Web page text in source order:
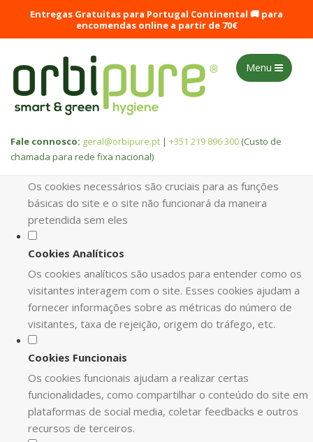
DEFINA AS SUAS PREFERÊNCIAS DE
COOKIES PARA ESTE WEBSITE.
Este website utiliza cookies estritamente necessários, analíticos
e funcionais, para lhe oferecer uma boa experiência de
navegação e acesso a todas as funcionalidades.
Cookies necessários (obrigatório)
Os cookies necessários são cruciais para as funções
básicas do site e o site não funcionará da maneira
pretendida sem eles
Cookies Analíticos
Os cookies analíticos são usados para entender como os
visitantes interagem com o site. Esses cookies ajudam a
fornecer informações sobre as métricas do número de
visitantes, taxa de rejeição, origem do tráfego, etc.
Cookies Funcionais
Os cookies funcionais ajudam a realizar certas
funcionalidades, como compartilhar o conteúdo do site em
plataformas de social media, coletar feedbacks e outros
recursos de terceiros.
Entregas Gratuitas para Portugal Continental 🚚 para
encomendas online a partir de 70€
Menu
Fale connosco: geral@orbipure.pt | +351 219 896 300 (Custo de
chamada para rede fixa nacional)